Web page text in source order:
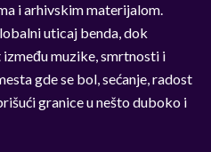
i arhivskim materijalom.
uticaj benda, dok
muzike, smrtnosti i
gde se bol, sećanje, radost
granice u nešto duboko i